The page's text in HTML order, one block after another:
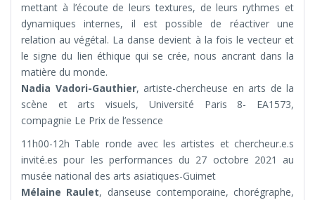
mettant à l’écoute de leurs textures, de leurs rythmes et
dynamiques internes, il est possible de réactiver une
relation au végétal. La danse devient à la fois le vecteur et
le signe du lien éthique qui se crée, nous ancrant dans la
matière du monde.
Nadia Vadori-Gauthier, artiste-chercheuse en arts de la
scène et arts visuels, Université Paris 8- EA1573,
compagnie Le Prix de l’essence
11h00-12h Table ronde avec les artistes et chercheur.e.s
invité.es pour les performances du 27 octobre 2021 au
musée national des arts asiatiques-Guimet
Mélaine Raulet, danseuse contemporaine, chorégraphe,